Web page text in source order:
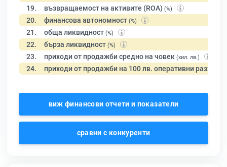
19. възвращаемост на активите (ROA) (%)
20. финансова автономност (%)
21. обща ликвидност (%)
22. бърза ликвидност (%)
23. приходи от продажби средно на човек (хил. лв.)
24. приходи от продажби на 100 лв. оперативни разходи
виж финансови отчети и показатели
сравни с конкуренти